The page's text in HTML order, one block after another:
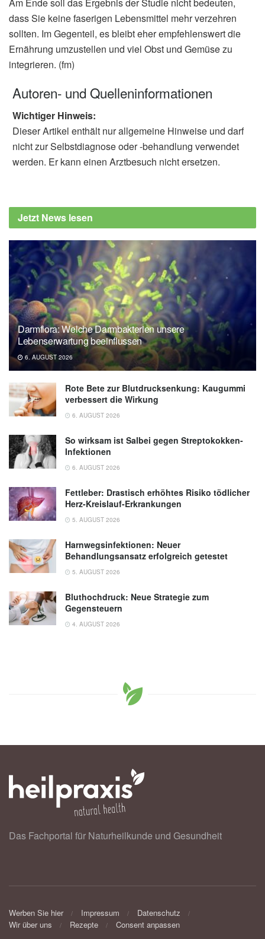
dass Sie keine faserigen Lebensmittel mehr verzehren
sollten. Im Gegenteil, es bleibt eher empfehlenswert die
Ernährung umzustellen und viel Obst und Gemüse zu
integrieren. (fm)
Autoren- und Quelleninformationen
Wichtiger Hinweis:
Dieser Artikel enthält nur allgemeine Hinweise und darf
nicht zur Selbstdiagnose oder -behandlung verwendet
werden. Er kann einen Arztbesuch nicht ersetzen.
Jetzt News lesen
Darmflora: Welche Darmbakterien unsere
Lebenserwartung beeinflussen
6. AUGUST 2026
Rote Bete zur Blutdrucksenkung: Kaugummi
verbessert die Wirkung
6. AUGUST 2026
So wirksam ist Salbei gegen Streptokokken-
Infektionen
6. AUGUST 2026
Fettleber: Drastisch erhöhtes Risiko tödlicher
Herz-Kreislauf-Erkrankungen
5. AUGUST 2026
Harnwegsinfektionen: Neuer
Behandlungsansatz erfolgreich getestet
5. AUGUST 2026
Bluthochdruck: Neue Strategie zum
Gegensteuern
4. AUGUST 2026
Das Fachportal für Naturheilkunde und Gesundheit
Werben Sie hier Impressum
Datenschutz
Wir über uns
Rezepte Consent anpassen